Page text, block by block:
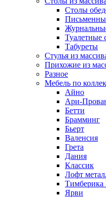
Столы
Туалетные
Табуреты
Стулья из
Прихожие из
Разное
Мебель по
Айно
Ари-
Бетти
Брамминг
Бьерт
Валенсия
Грета
Дания
Классик
Лофт
Тимберика
Ярви